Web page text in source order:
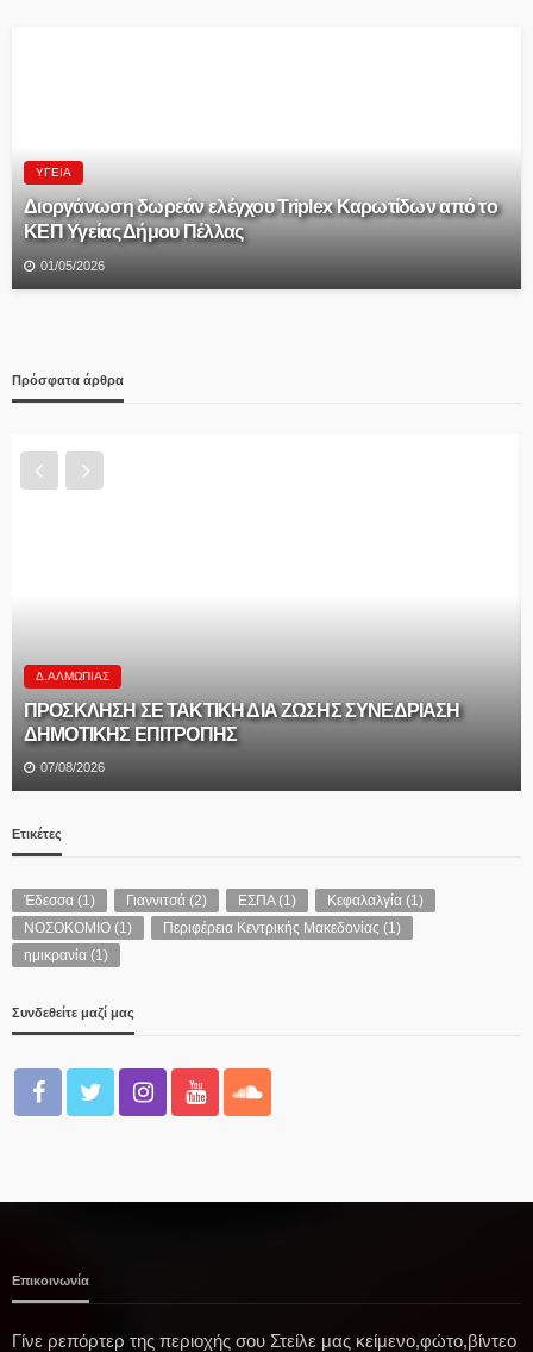
ΥΓΕΊΑ
Διοργάνωση δωρεάν ελέγχου Triplex Kαρωτίδων από το
ΚΕΠ Υγείας Δήμου Πέλλας
01/05/2026
Πρόσφατα άρθρα
Δ.ΑΛΜΩΠΊΑΣ
ΠΡΟΣΚΛΗΣΗ ΣΕ ΤΑΚΤΙΚΗ ΔΙΑ ΖΩΣΗΣ ΣΥΝΕΔΡΙΑΣΗ
ΔΗΜΟΤΙΚΗΣ ΕΠΙΤΡΟΠΗΣ
07/08/2026
Ετικέτες
Έδεσσα (1) Γιαννιτσά (2) ΕΣΠΑ(1) Κεφαλαλγία (1)
ΝΟΣΟΚΟΜΙΟ (1) Περιφέρεια Κεντρικής Μακεδονίας (1)
ημικρανία (1)
Συνδεθείτε μαζί μας
Επικοινωνία
Γίνε ρεπόρτερ της περιοχής σου Στείλε μας κείμενο,φώτο,βίντεο